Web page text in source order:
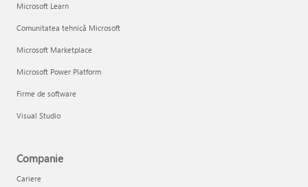
Microsoft Learn
Comunitatea tehnică Microsoft
Microsoft Marketplace
Microsoft Power Platform
Firme de software
Visual Studio
Companie
Cariere